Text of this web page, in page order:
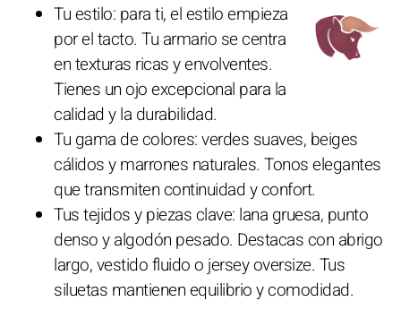
Tu estilo: para ti, el estilo empieza
por el tacto. Tu armario se centra
en texturas ricas y envolventes.
Tienes un ojo excepcional para la
calidad y la durabilidad.
Tu gama de colores: verdes suaves, beiges
cálidos y marrones naturales. Tonos elegantes
que transmiten continuidad y confort.
Tus tejidos y piezas clave: lana gruesa, punto
denso y algodón pesado. Destacas con abrigo
largo, vestido fluido o jersey oversize. Tus
siluetas mantienen equilibrio y comodidad.